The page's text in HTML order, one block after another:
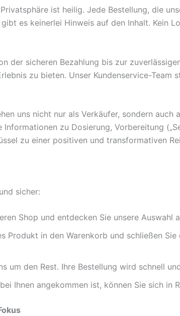
ist heilig. Jede Bestellung, die
es keinerlei Hinweis auf den Inhalt. Kein
der sicheren Bezahlung bis zur
zu bieten. Unser Kundenservice-
uns nicht nur als Verkäufer, sondern
zu Dosierung, Vorbereitung
zu einer positiven und transformativen
sicher:
Shop und entdecken Sie unsere
Produkt in den Warenkorb und schließen
um den Rest. Ihre Bestellung wird schnell
Ihnen angekommen ist, können Sie sich in